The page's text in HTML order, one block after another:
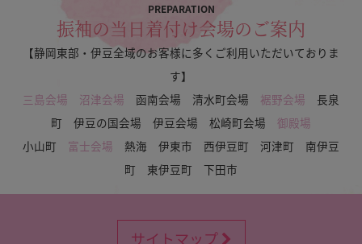
PREPARATION
振袖の当日着付け会場のご案内
【静岡東部・伊豆全域のお客様に多くご利用いただいておりま
す】
三島会場
沼津会場 函南会場 清水町会場 裾野会場 長泉
町 伊豆の国会場 伊豆会場 松崎町会場 御殿場
小山町 富士会場 熱海 伊東市 西伊豆町 河津町 南伊豆
町 東伊豆町 下田市
サイトマップ